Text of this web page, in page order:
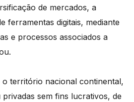
de mercados, a
ferramentas digitais, mediante
e processos associados a
o território nacional continental,
sem fins lucrativos, de